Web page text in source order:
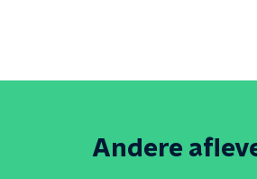
Andere